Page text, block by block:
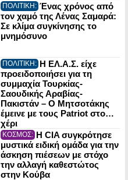
ΠΟΛΙΤΙΚΗ: Ένας χρόνος από
τον χαμό της Λένας Σαμαρά:
Σε κλίμα συγκίνησης το
μνημόσυνο
ΠΟΛΙΤΙΚΗ: Η ΕΛ.Α.Σ. είχε
προειδοποιήσει για τη
συμμαχία Τουρκίας-
Σαουδικής Αραβίας-
Πακιστάν – Ο Μητσοτάκης
έμεινε με τους Patriot στο…
χέρι
ΚΟΣΜΟΣ: Η CIA συγκρότησε
μυστικά ειδική ομάδα για την
άσκηση πιέσεων με στόχο
την αλλαγή καθεστώτος
στην Κούβα